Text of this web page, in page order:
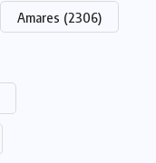
Amares (2306)